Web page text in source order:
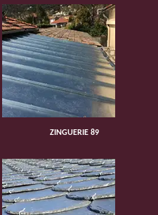
ZINGUERIE 89